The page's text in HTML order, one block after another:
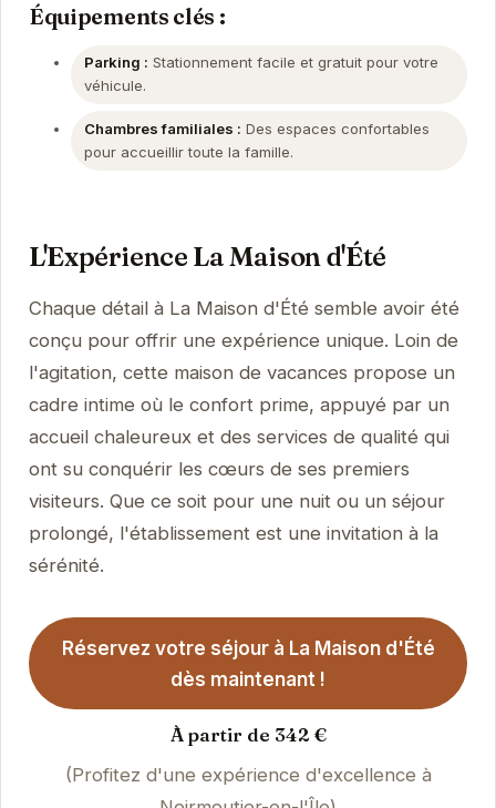
Équipements clés :
Parking : Stationnement facile et gratuit pour votre
véhicule.
Chambres familiales : Des espaces confortables
pour accueillir toute la famille.
L'Expérience La Maison d'Été
Chaque détail à La Maison d'Été semble avoir été
conçu pour offrir une expérience unique. Loin de
l'agitation, cette maison de vacances propose un
cadre intime où le confort prime, appuyé par un
accueil chaleureux et des services de qualité qui
ont su conquérir les cœurs de ses premiers
visiteurs. Que ce soit pour une nuit ou un séjour
prolongé, l'établissement est une invitation à la
sérénité.
Réservez votre séjour à La Maison d'Été
dès maintenant !
À partir de 342 €
(Profitez d'une expérience d'excellence à